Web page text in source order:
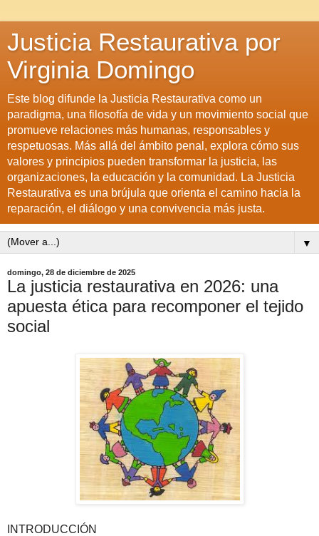
Justicia Restaurativa por
Virginia Domingo
Este blog difunde la Justicia Restaurativa como un
paradigma, una filosofía de vida y un movimiento social que
promueve relaciones más humanas, responsables y
respetuosas. Más allá del ámbito penal, explora cómo sus
valores y principios pueden transformar la justicia, las
organizaciones, la educación y la comunidad. La Justicia
Restaurativa es una brújula que orienta el camino hacia la
reparación, el diálogo y una convivencia más justa.
▼
domingo, 28 de diciembre de 2025
La justicia restaurativa en 2026: una
apuesta ética para recomponer el tejido
social
INTRODUCCIÓN